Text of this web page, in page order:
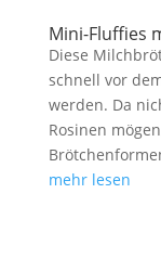
Mini-Fluffies
Diese
schnell vor
werden. Da
Rosinen
mehr lesen